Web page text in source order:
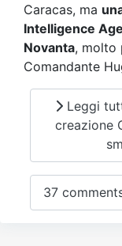
Caracas, ma
Intelligence
Novanta, molto
Comandante
Leggi
creazione
37